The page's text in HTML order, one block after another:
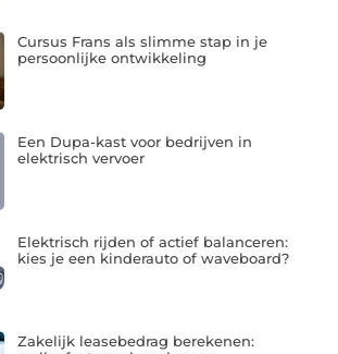
Cursus Frans als slimme stap in je
persoonlijke ontwikkeling
Een Dupa-kast voor bedrijven in
elektrisch vervoer
Elektrisch rijden of actief balanceren:
kies je een kinderauto of waveboard?
Zakelijk leasebedrag berekenen: